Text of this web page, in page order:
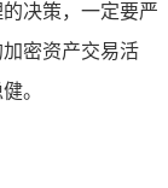
决策，一定要严
密资产交易活
。